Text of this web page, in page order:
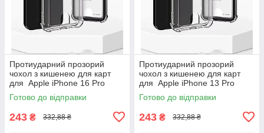
Протиударний прозорий
чохол з кишенею для карт
для Apple iPhone 16 Pro
Готово до відправки
243 ₴ 332,88 ₴
Протиударний прозорий
чохол з кишенею для карт
для Apple iPhone 13 Pro
Готово до відправки
243 ₴ 332,88 ₴